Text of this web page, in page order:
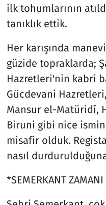
ilk tohumlarının
tanıklık ettik.
Her karışında
güzide topraklarda;
Hazretleri'nin kabri
Gücdevani
Mansur el-Matüridî,
Biruni gibi nice
misafir olduk.
nasıl
*SEMERKANT